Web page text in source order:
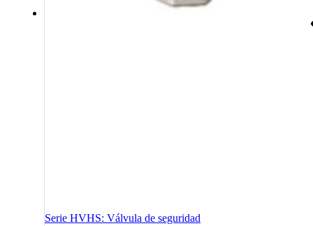
Serie HVHS: Válvula de seguridad